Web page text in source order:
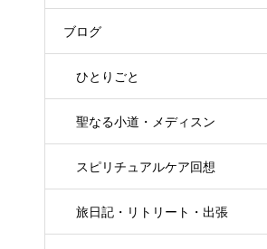
ブログ
ひとりごと
聖なる小道・メディスン
スピリチュアルケア回想
旅日記・リトリート・出張